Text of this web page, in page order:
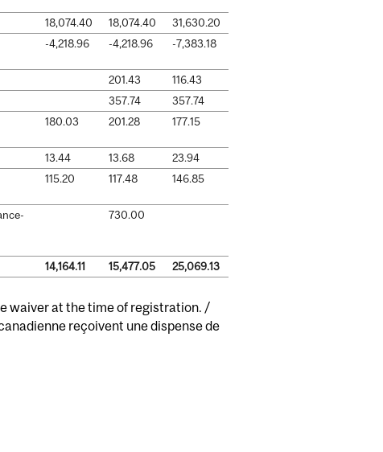
18,074.40 18,074.40
31,630.20
-4,218.96 -4,218.96 -7,383.18
201.43
116.43
357.74
357.74
180.03 201.28 177.15
13.44 13.68
23.94
115.20 117.48 146.85
730.00
14,164.11 15,477.05 25,069.13
waiver at the time of registration. /
reçoivent une dispense de